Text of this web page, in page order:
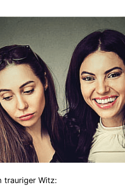
trauriger Witz: